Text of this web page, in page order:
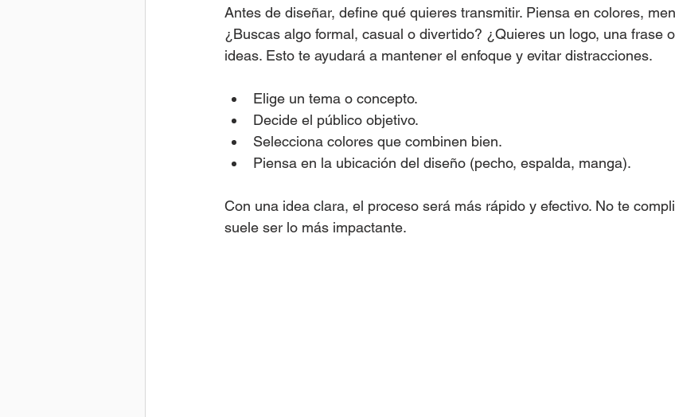
Antes de diseñar, define qué quieres transmitir. Piensa en colores,
¿Buscas algo formal, casual o divertido? ¿Quieres un logo, una frase
ideas. Esto te ayudará a mantener el enfoque y evitar distracciones.
Elige un tema o concepto.
Decide el público objetivo.
Selecciona colores que combinen bien.
Piensa en la ubicación del diseño (pecho, espalda, manga).
Con una idea clara, el proceso será más rápido y efectivo. No te
suele ser lo más impactante.